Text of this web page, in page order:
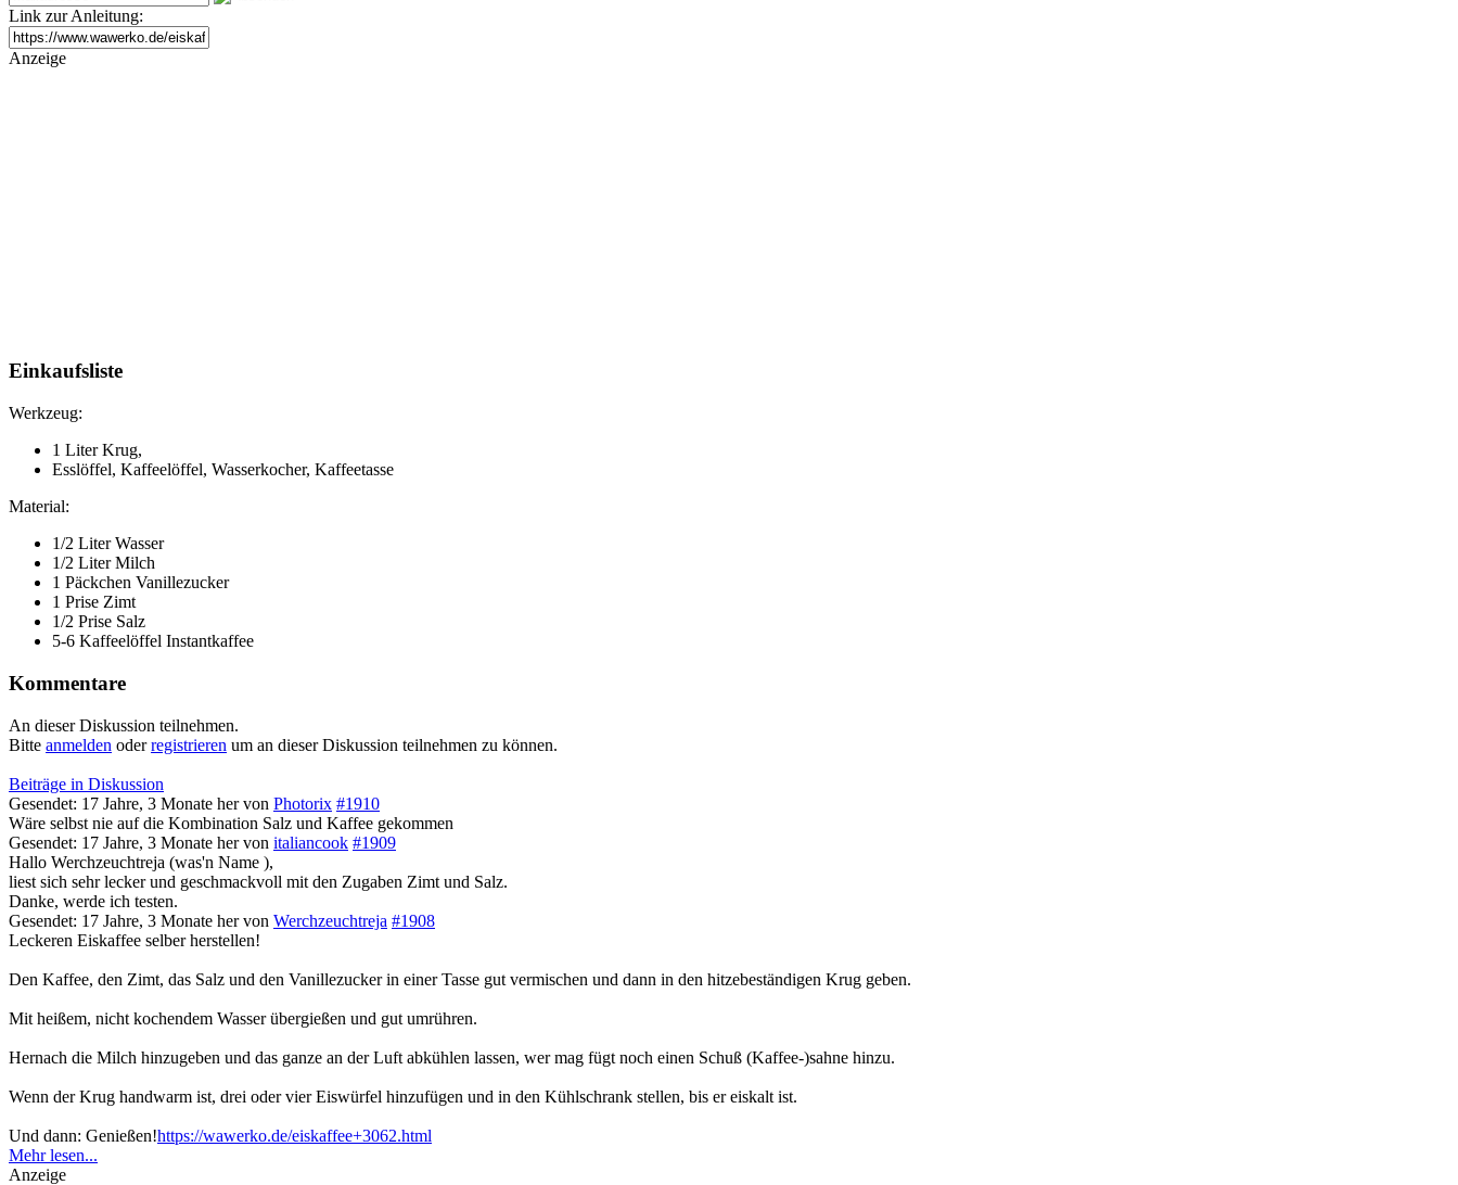
Link zur Anleitung:
Anzeige
Einkaufsliste
Werkzeug:
1 Liter Krug,
Esslöffel, Kaffeelöffel, Wasserkocher, Kaffeetasse
Material:
1/2 Liter Wasser
1/2 Liter Milch
1 Päckchen Vanillezucker
1 Prise Zimt
1/2 Prise Salz
5-6 Kaffeelöffel Instantkaffee
Kommentare
An dieser Diskussion teilnehmen.
Bitte anmelden oderregistrieren um an dieser Diskussion teilnehmen zu können.
Beiträge in Diskussion
Gesendet: 17 Jahre, 3 Monate hervon Photorix #1910
Wäre selbst nie auf die Kombination Salz und Kaffee gekommen
Gesendet: 17 Jahre, 3 Monate hervon italiancook #1909
Hallo Werchzeuchtreja (was'n Name ),
liest sich sehr lecker und geschmackvoll mit den Zugaben Zimt und Salz.
Danke, werde ich testen.
Gesendet: 17 Jahre, 3 Monate hervon Werchzeuchtreja #1908
Leckeren Eiskaffee selber herstellen!
Den Kaffee, den Zimt, das Salz und den Vanillezucker in einer Tasse gut vermischen und dann in den hitzebeständigen Krug geben.
Mit heißem, nicht kochendem Wasser übergießen und gut umrühren.
Hernach die Milch hinzugeben und das ganze an der Luft abkühlen lassen, wer mag fügt noch einen Schuß (Kaffee-)sahne hinzu.
Wenn der Krug handwarm ist, drei oder vier Eiswürfel hinzufügen und in den Kühlschrank stellen, bis er eiskalt ist.
Und dann: Genießen!https://wawerko.de/eiskaffee+3062.html
Mehr lesen...
Anzeige